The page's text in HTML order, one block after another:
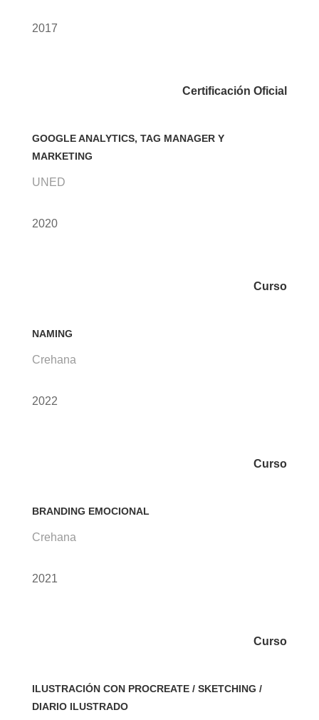
2017
Certificación Oficial
GOOGLE ANALYTICS, TAG MANAGER Y
MARKETING
UNED
2020
Curso
NAMING
Crehana
2022
Curso
BRANDING EMOCIONAL
Crehana
2021
Curso
ILUSTRACIÓN CON PROCREATE / SKETCHING /
DIARIO ILUSTRADO